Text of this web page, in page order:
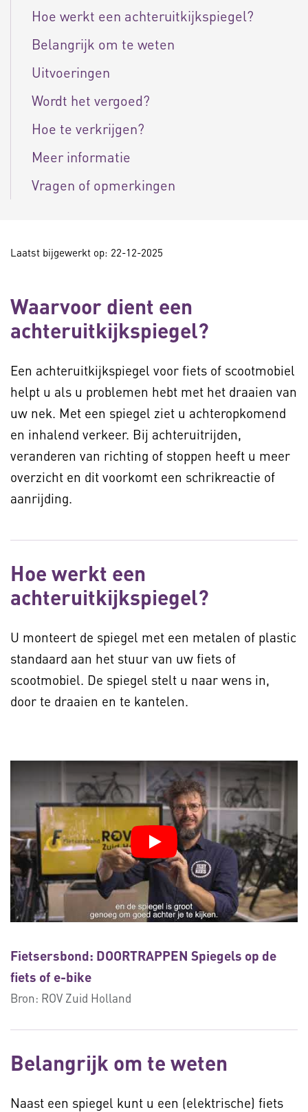
Hoe werkt een achteruitkijkspiegel?
Belangrijk om te weten
Uitvoeringen
Wordt het vergoed?
Hoe te verkrijgen?
Meer informatie
Vragen of opmerkingen
Laatst bijgewerkt op: 22-12-2025
Waarvoor dient een
achteruitkijkspiegel?
Een achteruitkijkspiegel voor fiets of scootmobiel
helpt u als u problemen hebt met het draaien van
uw nek. Met een spiegel ziet u achteropkomend
en inhalend verkeer. Bij achteruitrijden,
veranderen van richting of stoppen heeft u meer
overzicht en dit voorkomt een schrikreactie of
aanrijding.
Hoe werkt een
achteruitkijkspiegel?
U monteert de spiegel met een metalen of plastic
standaard aan het stuur van uw fiets of
scootmobiel. De spiegel stelt u naar wens in,
door te draaien en te kantelen.
Fietsersbond: DOORTRAPPEN Spiegels op de
fiets of e-bike
Bron: ROV Zuid Holland
Belangrijk om te weten
Naast een spiegel kunt u een (elektrische) fiets